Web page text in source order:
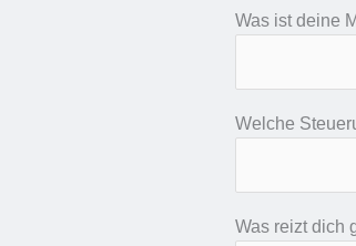
Was ist deine
Welche
Was reizt dich